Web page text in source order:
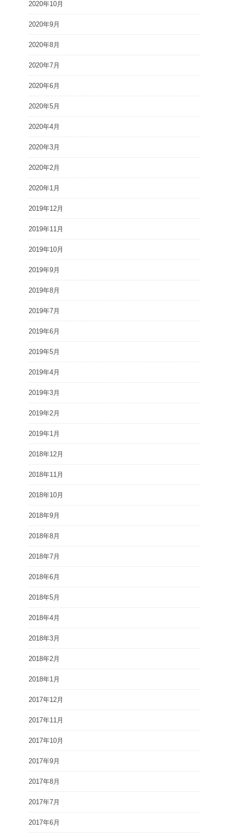
2020年10月
2020年9月
2020年8月
2020年7月
2020年6月
2020年5月
2020年4月
2020年3月
2020年2月
2020年1月
2019年12月
2019年11月
2019年10月
2019年9月
2019年8月
2019年7月
2019年6月
2019年5月
2019年4月
2019年3月
2019年2月
2019年1月
2018年12月
2018年11月
2018年10月
2018年9月
2018年8月
2018年7月
2018年6月
2018年5月
2018年4月
2018年3月
2018年2月
2018年1月
2017年12月
2017年11月
2017年10月
2017年9月
2017年8月
2017年7月
2017年6月